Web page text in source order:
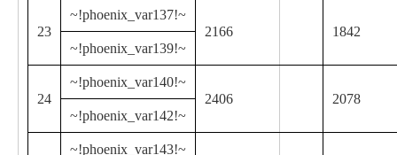
23
~!phoenix_var137!~
2166
1842
~!phoenix_var139!~
24
~!phoenix_var140!~
2406
2078
~!phoenix_var142!~
~!phoenix_var143!~